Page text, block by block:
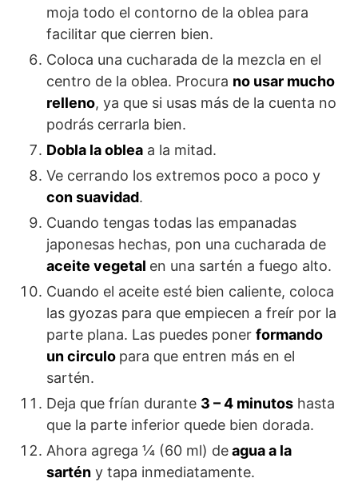
moja todo el contorno de la oblea para
facilitar que cierren bien.
Coloca una cucharada de la mezcla en el
centro de la oblea. Procura no usar mucho
relleno, ya que si usas más de la cuenta no
podrás cerrarla bien.
Dobla la oblea a la mitad.
Ve cerrando los extremos poco a poco y
con suavidad.
Cuando tengas todas las empanadas
japonesas hechas, pon una cucharada de
aceite vegetal en una sartén a fuego alto.
Cuando el aceite esté bien caliente, coloca
las gyozas para que empiecen a freír por la
parte plana. Las puedes poner formando
un circulo para que entren más en el
sartén.
Deja que frían durante 3 – 4 minutos hasta
que la parte inferior quede bien dorada.
Ahora agrega ¼ (60 ml) deagua a la
sartén y tapa inmediatamente.